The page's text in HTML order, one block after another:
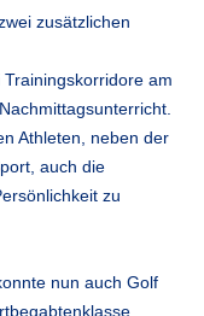
zusätzlichen
am
Athleten, neben der
auch die
zu
nun auch Golf